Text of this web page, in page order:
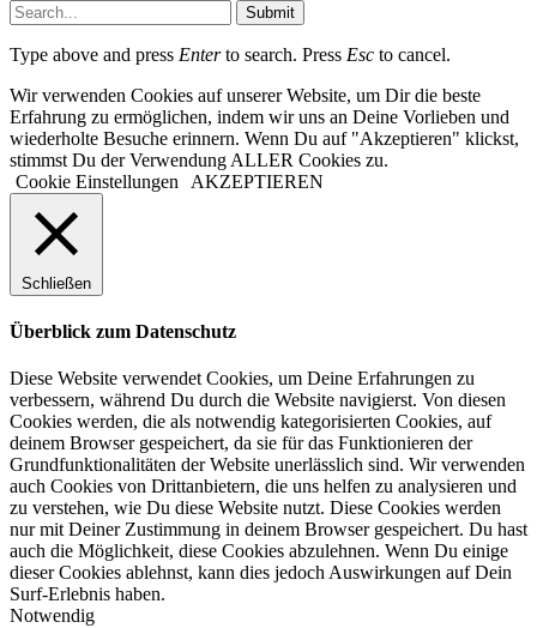
Submit
Type above and press Enterto search. Press Esc to cancel.
Wir verwenden Cookies auf unserer Website, um Dir die beste
Erfahrung zu ermöglichen, indem wir uns an Deine Vorlieben und
wiederholte Besuche erinnern. Wenn Du auf "Akzeptieren" klickst,
stimmst Du der Verwendung ALLER Cookies zu.
Cookie Einstellungen
AKZEPTIEREN
Schließen
Überblick zum Datenschutz
Diese Website verwendet Cookies, um Deine Erfahrungen zu
verbessern, während Du durch die Website navigierst. Von diesen
Cookies werden, die als notwendig kategorisierten Cookies, auf
deinem Browser gespeichert, da sie für das Funktionieren der
Grundfunktionalitäten der Website unerlässlich sind. Wir verwenden
auch Cookies von Drittanbietern, die uns helfen zu analysieren und
zu verstehen, wie Du diese Website nutzt. Diese Cookies werden
nur mit Deiner Zustimmung in deinem Browser gespeichert. Du hast
auch die Möglichkeit, diese Cookies abzulehnen. Wenn Du einige
dieser Cookies ablehnst, kann dies jedoch Auswirkungen auf Dein
Surf-Erlebnis haben.
Notwendig